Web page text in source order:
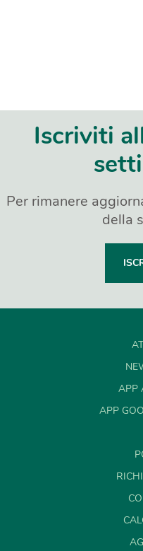
Iscriviti
Per rimanere
della
APP
APP